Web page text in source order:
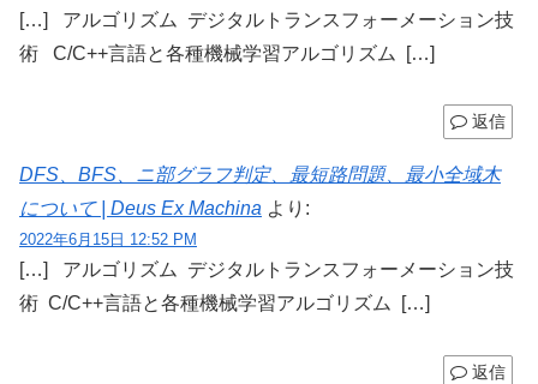
[…] アルゴリズム デジタルトランスフォーメーション技
術 C/C++言語と各種機械学習アルゴリズム […]
返信
DFS、BFS、ニ部グラフ判定、最短路問題、最小全域木
について | Deus Ex Machina より:
2022年6月15日 12:52 PM
[…] アルゴリズム デジタルトランスフォーメーション技
術 C/C++言語と各種機械学習アルゴリズム […]
返信